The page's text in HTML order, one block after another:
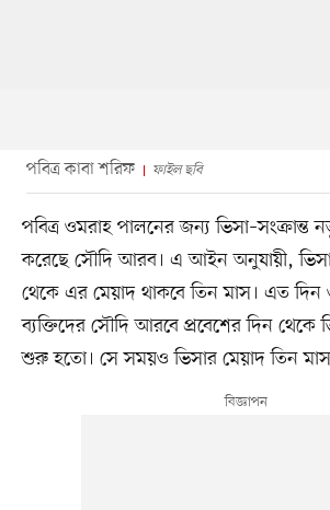
পবিত্র কাবা শরিফ ফাইল ছবি
পবিত্র ওমরাহ পালনের জন্য
করেছে সৌদি আরব। এ আইন অনুযায়ী,
থেকে এর মেয়াদ থাকবে তিন মাস। এত দিন
ব্যক্তিদের সৌদি আরবে প্রবেশের দিন থেকে
শুরু হতো। সে সময়ও ভিসার মেয়াদ তিন